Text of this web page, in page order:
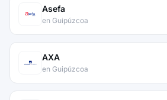
Asefa
en Guipúzcoa
AXA
en Guipúzcoa